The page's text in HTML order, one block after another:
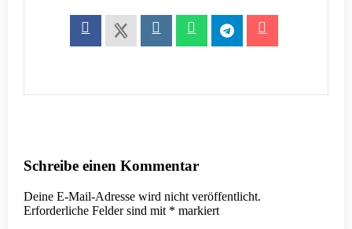
Schreibe einen Kommentar
Deine E-Mail-Adresse wird nicht veröffentlicht.
Erforderliche Felder sind mit * markiert